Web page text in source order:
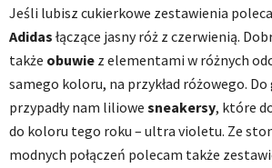
Jeśli lubisz cukierkowe zestawienia
Adidas łączące jasny róż z czerwienią.
także obuwie z elementami w różnych
samego koloru, na przykład różowego.
przypadły nam liliowe sneakersy, które
do koloru tego roku – ultra violetu. Ze
modnych połączeń polecam także